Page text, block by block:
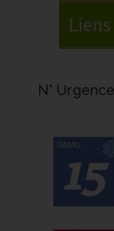
N°